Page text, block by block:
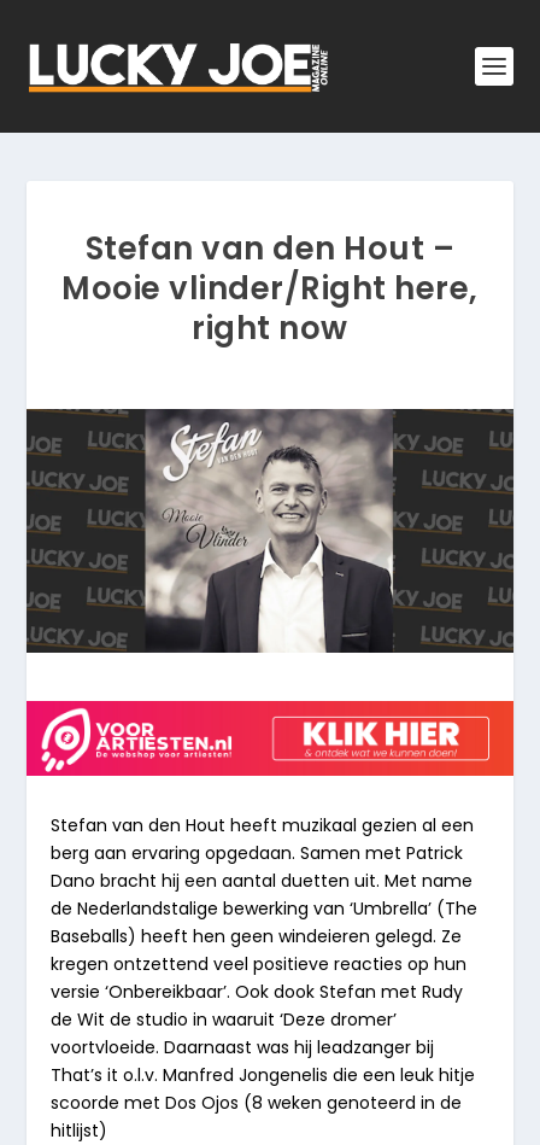
Stefan van den Hout –
Mooie vlinder/Right here,
right now
Stefan van den Hout heeft muzikaal gezien al een
berg aan ervaring opgedaan. Samen met Patrick
Dano bracht hij een aantal duetten uit. Met name
de Nederlandstalige bewerking van ‘Umbrella’ (The
Baseballs) heeft hen geen windeieren gelegd. Ze
kregen ontzettend veel positieve reacties op hun
versie ‘Onbereikbaar’. Ook dook Stefan met Rudy
de Wit de studio in waaruit ‘Deze dromer’
voortvloeide. Daarnaast was hij leadzanger bij
That’s it o.l.v. Manfred Jongenelis die een leuk hitje
scoorde met Dos Ojos (8 weken genoteerd in de
hitlijst)